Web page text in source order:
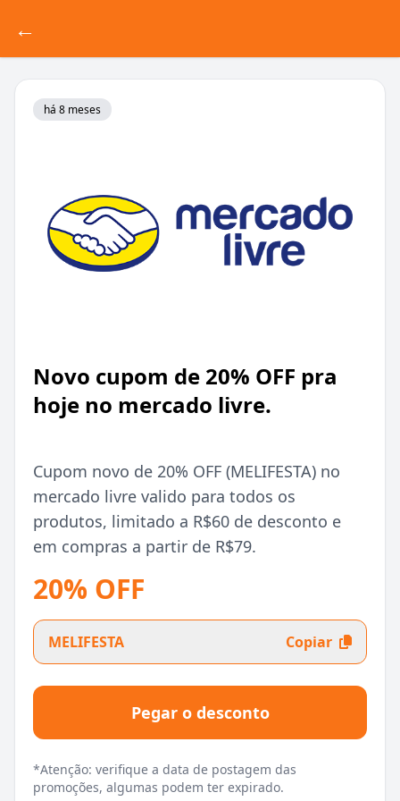
←
há 8 meses
Novo cupom de 20% OFF pra
hoje no mercado livre.
Cupom novo de 20% OFF (MELIFESTA) no
mercado livre valido para todos os
produtos, limitado a R$60 de desconto e
em compras a partir de R$79.
20% OFF
MELIFESTA Copiar
Pegar o desconto
*Atenção: verifique a data de postagem das
promoções, algumas podem ter expirado.